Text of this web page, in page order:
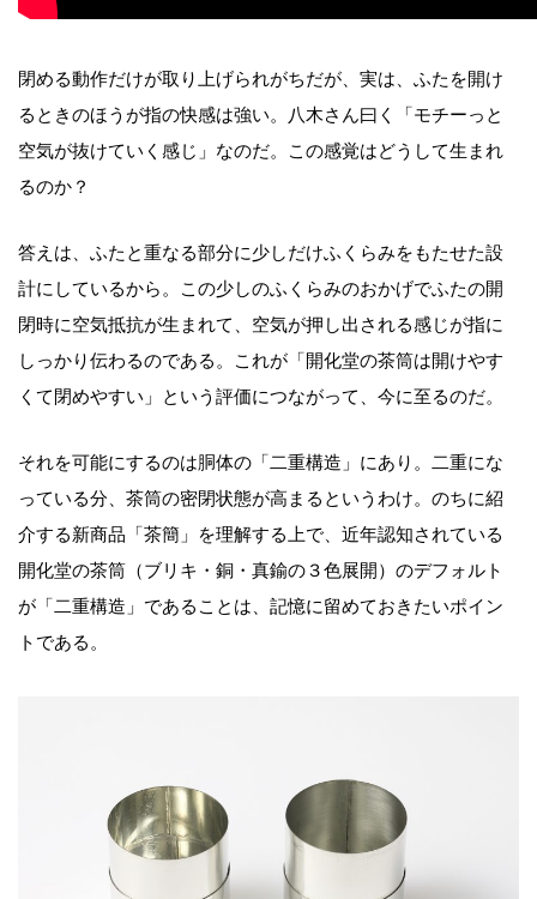
閉める動作だけが取り上げられがちだが、実は、ふたを開け
るときのほうが指の快感は強い。八木さん曰く「モチーっと
空気が抜けていく感じ」なのだ。この感覚はどうして生まれ
るのか？
答えは、ふたと重なる部分に少しだけふくらみをもたせた設
計にしているから。この少しのふくらみのおかげでふたの開
閉時に空気抵抗が生まれて、空気が押し出される感じが指に
しっかり伝わるのである。これが「開化堂の茶筒は開けやす
くて閉めやすい」という評価につながって、今に至るのだ。
それを可能にするのは胴体の「二重構造」にあり。二重にな
っている分、茶筒の密閉状態が高まるというわけ。のちに紹
介する新商品「茶簡」を理解する上で、近年認知されている
開化堂の茶筒（ブリキ・銅・真鍮の３色展開）のデフォルト
が「二重構造」であることは、記憶に留めておきたいポイン
トである。